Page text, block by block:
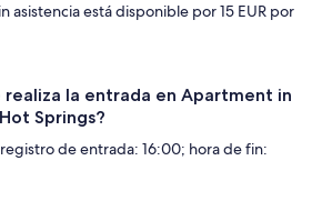
asistencia está disponible por 15 EUR por
realiza la entrada en Apartment in
Springs?
de entrada: 16:00; hora de fin: